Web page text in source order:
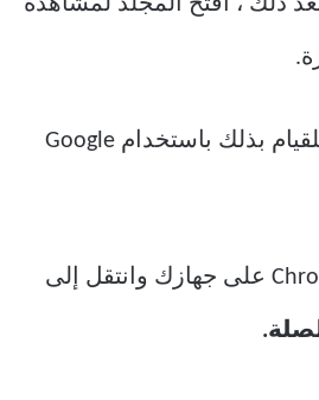
اتبع الخطوات أدناه للقيام بذلك باستخدام Google